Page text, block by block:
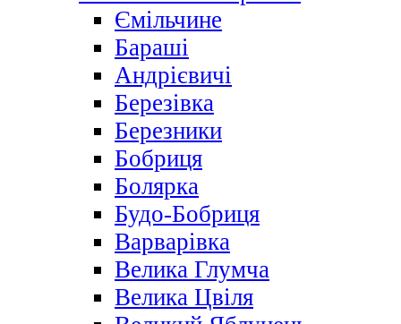
Ємільчине
Бараші
Андрієвичі
Березівка
Березники
Бобриця
Болярка
Будо-Бобриця
Варварівка
Велика Глумча
Велика Цвіля